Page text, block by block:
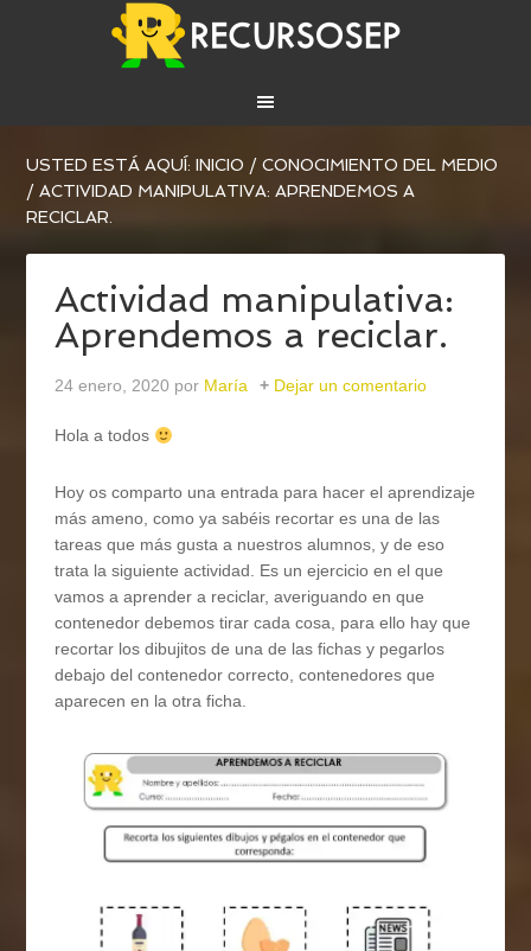
USTED ESTÁ AQUÍ:INICIO / CONOCIMIENTO DEL MEDIO
/ ACTIVIDAD MANIPULATIVA: APRENDEMOS A
RECICLAR.
Actividad manipulativa:
Aprendemos a reciclar.
24 enero, 2020 por María Dejar un comentario
Hola a todos
Hoy os comparto una entrada para hacer el aprendizaje
más ameno, como ya sabéis recortar es una de las
tareas que más gusta a nuestros alumnos, y de eso
trata la siguiente actividad. Es un ejercicio en el que
vamos a aprender a reciclar, averiguando en que
contenedor debemos tirar cada cosa, para ello hay que
recortar los dibujitos de una de las fichas y pegarlos
debajo del contenedor correcto, contenedores que
aparecen en la otra ficha.